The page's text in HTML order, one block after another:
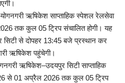
ऋषिकेश साप्ताहिक स्पेशल रेलसेवा
तक कुल 05 ट्रिप संचालित होगी। यह
सिटी से दोपहर 13:45 बजे प्रस्थान कर
ऋषिकेश पहुंचेगी।
ऋषिकेश–उदयपुर सिटी साप्ताहिक
से 01 अप्रैल 2026 तक कुल 05 ट्रिप